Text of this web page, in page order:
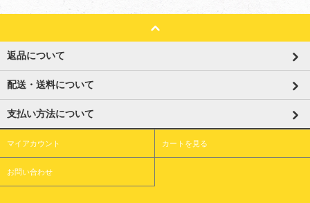
返品について
配送・送料について
支払い方法について
マイアカウント カートを見る
お問い合わせ